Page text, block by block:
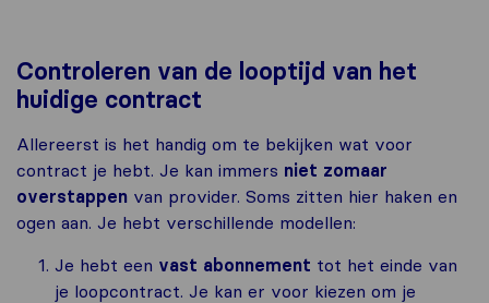
Controleren van de looptijd van het
huidige contract
Allereerst is het handig om te bekijken wat voor
contract je hebt. Je kan immers niet zomaar
overstappen van provider. Soms zitten hier haken en
ogen aan. Je hebt verschillende modellen:
Je hebt een vast abonnement tot het einde van
je loopcontract. Je kan er voor kiezen om je